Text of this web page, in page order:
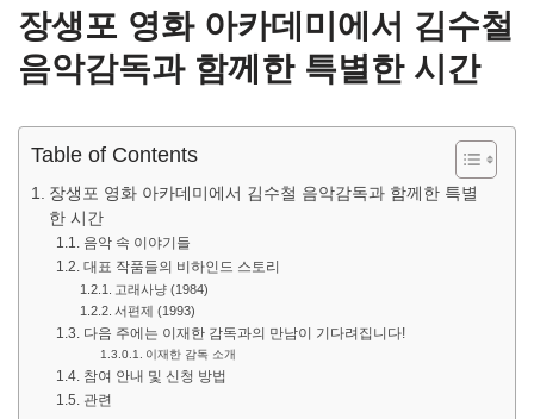
장생포 영화 아카데미에서 김수철
음악감독과 함께한 특별한 시간
Table of Contents
장생포 영화 아카데미에서 김수철 음악감독과 함께한 특별
한 시간
음악 속 이야기들
대표 작품들의 비하인드 스토리
고래사냥 (1984)
서편제 (1993)
다음 주에는 이재한 감독과의 만남이 기다려집니다!
이재한 감독 소개
참여 안내 및 신청 방법
관련